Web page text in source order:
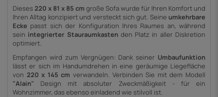
Dieses 220 x 81 x 85 cm große Sofa wurde für Ihren Komfort und
Ihren Alltag konzipiert und versteckt sich gut. Seine umkehrbare
Ecke passt sich der Konfiguration Ihres Raumes an, während
sein integrierter Stauraumkastenden Platz in aller Diskretion
optimiert.
Empfangen wird zum Vergnügen: Dank seiner Umbaufunktion
lässt er sich im Handumdrehen in eine geräumige Liegefläche
von 220 x 145 cm verwandeln. Verbinden Sie mit dem Modell
"Alain" Design mit absoluter Zweckmäßigkeit - für ein
Wohnzimmer, das ebenso einladend wie stilvoll ist.